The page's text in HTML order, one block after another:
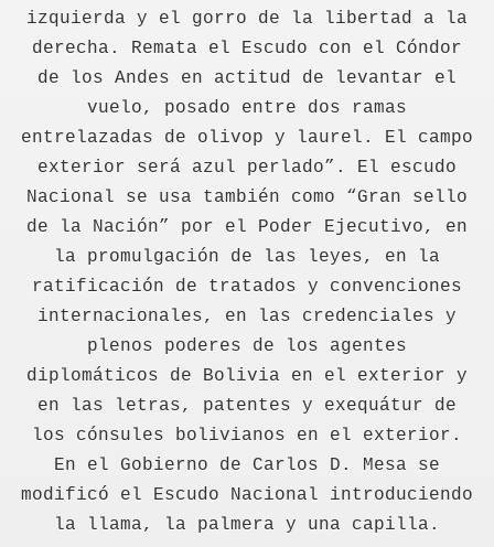
izquierda y el gorro de la libertad a la
derecha. Remata el Escudo con el Cóndor
de los Andes en actitud de levantar el
vuelo, posado entre dos ramas
entrelazadas de olivop y laurel. El campo
exterior será azul perlado”. El escudo
Nacional se usa también como “Gran sello
de la Nación” por el Poder Ejecutivo, en
la promulgación de las leyes, en la
ratificación de tratados y convenciones
internacionales, en las credenciales y
plenos poderes de los agentes
diplomáticos de Bolivia en el exterior y
en las letras, patentes y exequátur de
los cónsules bolivianos en el exterior.
En el Gobierno de Carlos D. Mesa se
modificó el Escudo Nacional introduciendo
la llama, la palmera y una capilla.